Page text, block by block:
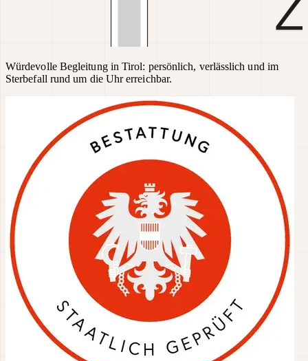
Würdevolle Begleitung in Tirol: persönlich, verlässlich und im
Sterbefall rund um die Uhr erreichbar.